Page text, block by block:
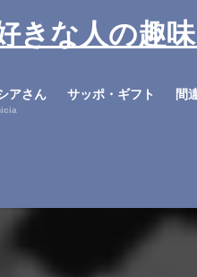
きな人の趣
アさん サッポ・ギフト 間